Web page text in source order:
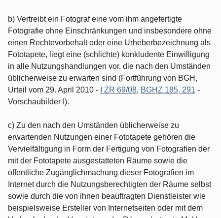
b) Vertreibt ein Fotograf eine vom ihm angefertigte
Fotografie ohne Einschränkungen und insbesondere ohne
einen Rechtevorbehalt oder eine Urheberbezeichnung als
Fototapete, liegt eine (schlichte) konkludente Einwilligung
in alle Nutzungshandlungen vor, die nach den Umständen
üblicherweise zu erwarten sind (Fortführung von BGH,
Urteil vom 29. April 2010 -
I ZR 69/08, BGHZ 185, 291 -
Vorschaubilder I).
c) Zu den nach den Umständen üblicherweise zu
erwartenden Nutzungen einer Fototapete gehören die
Vervielfältigung in Form der Fertigung von Fotografien der
mit der Fototapete ausgestatteten Räume sowie die
öffentliche Zugänglichmachung dieser Fotografien im
Internet durch die Nutzungsberechtigten der Räume selbst
sowie durch die von ihnen beauftragten Dienstleister wie
beispielsweise Ersteller von Internetseiten oder mit dem